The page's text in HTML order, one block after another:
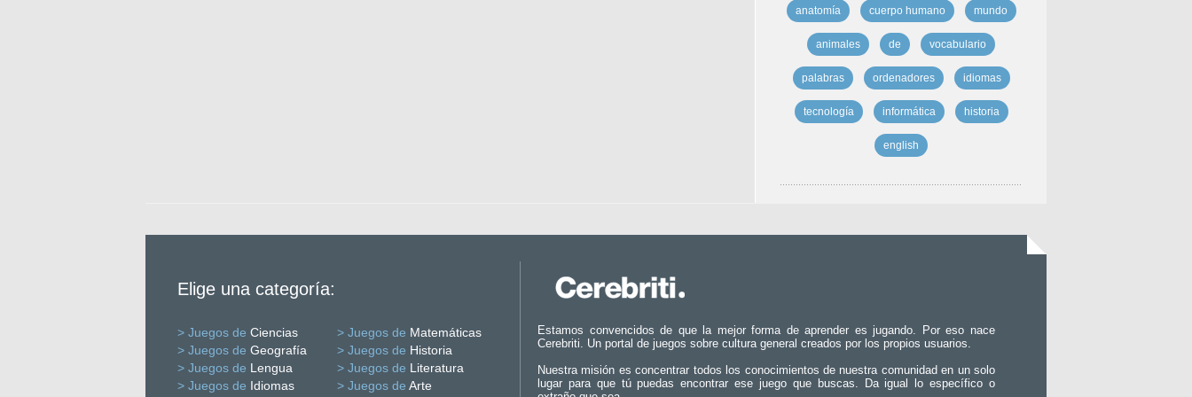
anatomía cuerpo humano mundo
animales de vocabulario
palabras ordenadores idiomas
tecnología informática historia
english
Elige una categoría:
> Juegos de Ciencias > Juegos de Matemáticas
> Juegos de Geografía > Juegos de Historia
> Juegos de Lengua > Juegos de Literatura
> Juegos de Idiomas > Juegos de Arte
Estamos convencidos de que la mejor forma de aprender es jugando. Por eso nace
Cerebriti. Un portal de juegos sobre cultura general creados por los propios usuarios.
Nuestra misión es concentrar todos los conocimientos de nuestra comunidad en un solo
lugar para que tú puedas encontrar ese juego que buscas. Da igual lo específico o